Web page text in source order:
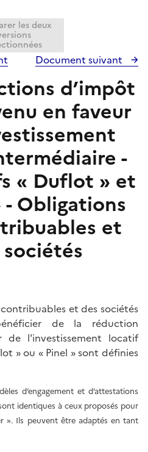
les deux
Document suivant
d’impôt
en faveur
-
« Duflot » et
- Obligations
et
et des sociétés
de la réduction
de l'investissement locatif
» ou « Pinel » sont définies
d’engagement et d’attestations
identiques à ceux proposés pour
». Ils peuvent être adaptés en tant